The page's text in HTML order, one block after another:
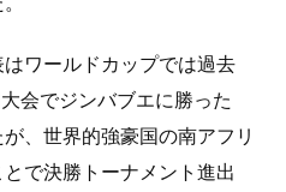
ワールドカップでは過去
会でジンバブエに勝った
、世界的強豪国の南アフリ
で決勝トーナメント進出